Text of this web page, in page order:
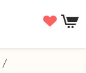
/